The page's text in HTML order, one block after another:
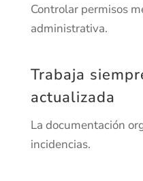
Controlar permisos
administrativa.
Trabaja
actualizada
La documentación
incidencias.